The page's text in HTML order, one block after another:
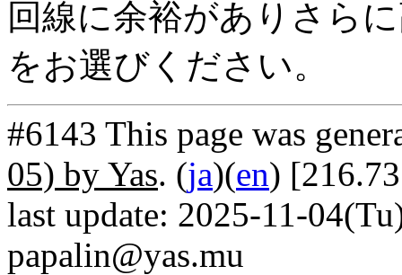
回線に余裕がありさら
をお選びください。
#6143 This page was
05) by Yas. (ja)(en)
last update: 2025-11-
papalin@yas.mu